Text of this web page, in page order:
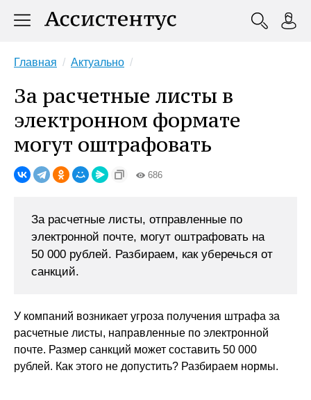
Главная Актуально
За расчетные листы в
электронном формате
могут оштрафовать
686
За расчетные листы, отправленные по
электронной почте, могут оштрафовать на
50 000 рублей. Разбираем, как уберечься от
санкций.
У компаний возникает угроза получения штрафа за
расчетные листы, направленные по электронной
почте. Размер санкций может составить 50 000
рублей. Как этого не допустить? Разбираем нормы.